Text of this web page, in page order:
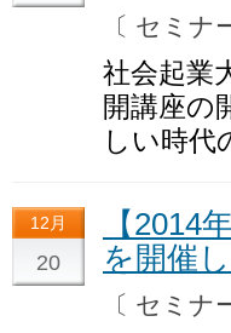
〔 セミ
社会起業
開講座の
しい時代
12月
20
【2014
を開催
〔 セミ